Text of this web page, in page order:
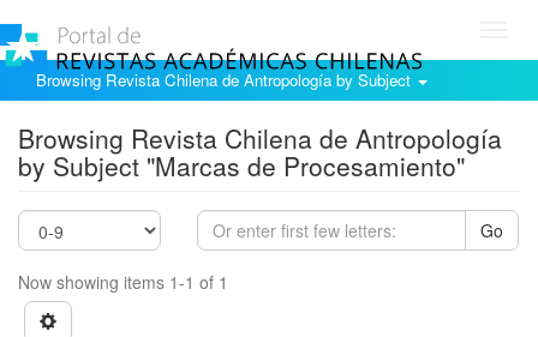
Browsing Revista Chilena de Antropología by Subject
Browsing Revista Chilena de Antropología
by Subject "Marcas de Procesamiento"
Go
Now showing items 1-1 of 1